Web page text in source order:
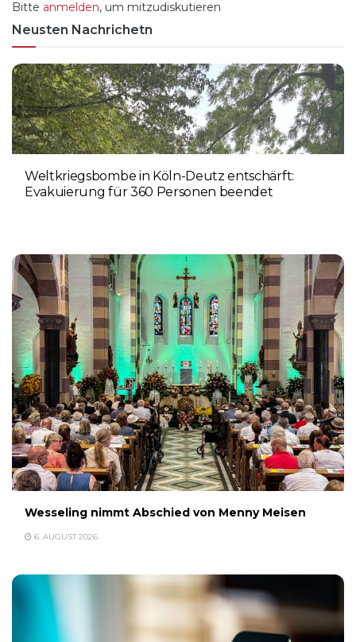
Bitte anmelden, um mitzudiskutieren
Neusten Nachrichetn
Weltkriegsbombe in Köln-Deutz entschärft:
Evakuierung für 360 Personen beendet
Wesseling nimmt Abschied von Menny Meisen
6. AUGUST 2026